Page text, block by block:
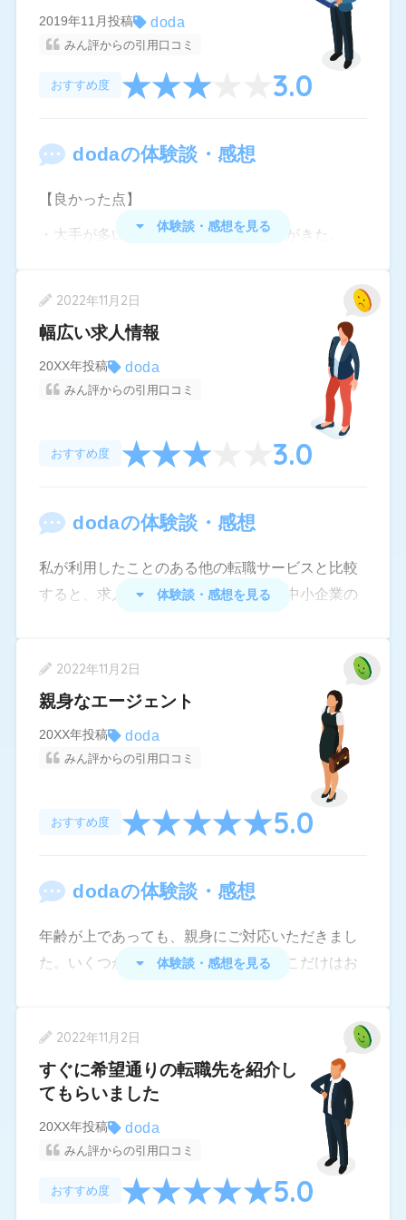
エージェントとしてのサービスを期待する人には
おすすめできないかと。
ただ求人サイトとして情報を得る分には役立つと
2019年11月投稿 doda
みん評からの引用口コミ
おすすめ度 3.0
dodaの体験談・感想
【良かった点】
・大手が多い。優良企業からオファーがきた。
・検索機能で条件がかなり詳細に設定でき、自分
が求める求人に絞りやすかった。
強いて不満点を言うなら応募中の企業は検索か
ら除外できるようにしてほしいくらいで概ね満
・企業とメッセージを直接やり取りできる機能は
・エージェントも4割程度は希望にそって求人を紹
人の質が良かった)。
【気になった点】
接の時間に電話面談を要求してきた。
・エージェントが面接対策をしてくれなかった。
履歴書についてフィードバックを要求しても「い
いですね」というように雑な対応で「何がいいの
か」「何が悪いのか」を具体的に教えてくれなか
ら希望を取りに来る。面接が平日になりがちなの
は平日夕方で調整できるかを確認するのは私だけ
でなく求人企業側もdoda側も無駄である。そのた
・現職と言っているのに平日の当日中に対応を要
求してくることが何度もあった。
・企業からのメッセージはサイト内でしか確認で
きないため一々手間である。メッセージ受信を通
知するメールをこちらのアドレスに送るなら中身
まで送ってほしい。
体験談・感想を見る
2022年11月2日
幅広い求人情報
20XX年投稿 doda
みん評からの引用口コミ
おすすめ度 3.0
dodaの体験談・感想
私が利用したことのある他の転職サービスと比較
すると、求人情報は大企業だけでなく中小企業の
選ぶ段階で自分の考えが若干ぶれてしまい迷いが
生じ、時間が掛かってしまいました。しかし、一
方で、幅広い情報の中から新しい発見をすること
ができた点についてはメリットがあったと考えま
す。また、担当してくれた方と連絡を取りたいと
き、電話やメールがスムーズに繋がったので活動
しやすかったです。
体験談・感想を見る
2022年11月2日
親身なエージェント
20XX年投稿 doda
みん評からの引用口コミ
おすすめ度 5.0
dodaの体験談・感想
年齢が上であっても、親身にご対応いただきまし
た。いくつか登録していましたが、ここだけはお
だったので。転職が決まったのもここです。メー
ルも電話も駆使して連絡がいただけますし、試験
や面接で必要なことなども事前に教えていただけ
るので前もって準備して臨めるのが良かったで
す。また企業に直接言いにくい交渉も代わりにし
ていただけるので、精神的な負担が少ないのも良
かったです。マッチングしている企業様からメー
体験談・感想を見る
2022年11月2日
すぐに希望通りの転職先を紹介し
てもらいました
20XX年投稿 doda
みん評からの引用口コミ
おすすめ度 5.0